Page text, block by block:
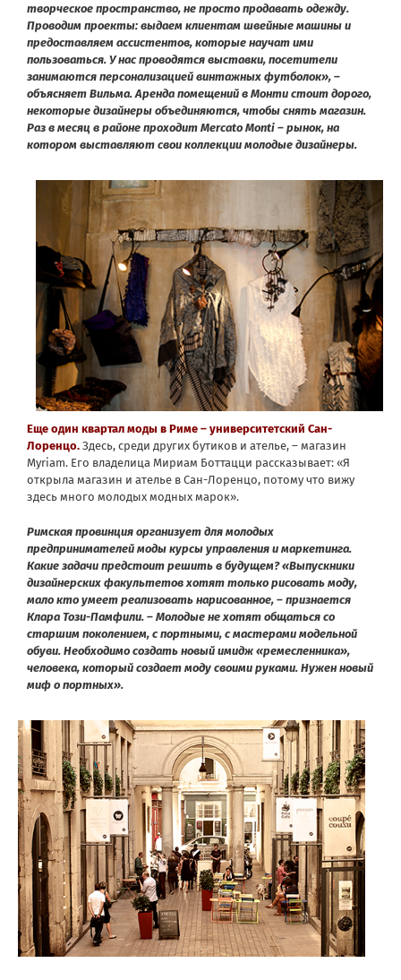
творческое пространство, не просто продавать одежду.
Проводим проекты: выдаем клиентам швейные машины и
предоставляем ассистентов, которые научат ими
пользоваться. У нас проводятся выставки, посетители
занимаются персонализацией винтажных футболок», –
объясняет Вильма. Аренда помещений в Монти стоит дорого,
некоторые дизайнеры объединяются, чтобы снять магазин.
Раз в месяц в районе проходит Mercato Monti – рынок, на
котором выставляют свои коллекции молодые дизайнеры.
Еще один квартал моды в Риме – университетский Сан-
Лоренцо. Здесь, среди других бутиков и ателье, – магазин
Myriam. Его владелица Мириам Боттацци рассказывает: «Я
открыла магазин и ателье в Сан-Лоренцо, потому что вижу
здесь много молодых модных марок».
Римская провинция организует для молодых
предпринимателей моды курсы управления и маркетинга.
Какие задачи предстоит решить в будущем? «Выпускники
дизайнерских факультетов хотят только рисовать моду,
мало кто умеет реализовать нарисованное, – признается
Клара Този-Памфили. – Молодые не хотят общаться со
старшим поколением, с портными, с мастерами модельной
обуви. Необходимо создать новый имидж «ремесленника»,
человека, который создает моду своими руками. Нужен новый
миф о портных».